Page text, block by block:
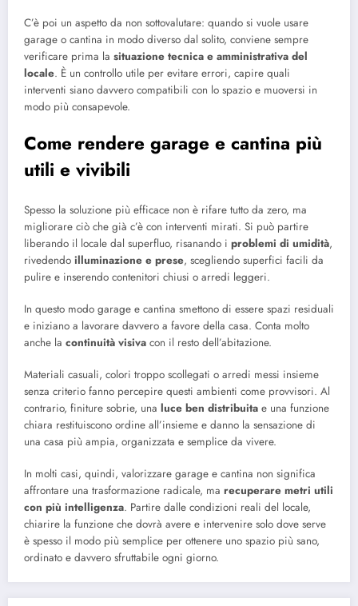
C’è poi un aspetto da non sottovalutare: quando si vuole usare
garage o cantina in modo diverso dal solito, conviene sempre
verificare prima la situazione tecnica e amministrativa del
locale. È un controllo utile per evitare errori, capire quali
interventi siano davvero compatibili con lo spazio e muoversi in
modo più consapevole.
Come rendere garage e cantina più
utili e vivibili
Spesso la soluzione più efficace non è rifare tutto da zero, ma
migliorare ciò che già c’è con interventi mirati. Si può partire
liberando il locale dal superfluo, risanando i problemi di umidità,
rivedendo illuminazione e prese, scegliendo superfici facili da
pulire e inserendo contenitori chiusi o arredi leggeri.
In questo modo garage e cantina smettono di essere spazi residuali
e iniziano a lavorare davvero a favore della casa. Conta molto
anche la continuità visiva con il resto dell’abitazione.
Materiali casuali, colori troppo scollegati o arredi messi insieme
senza criterio fanno percepire questi ambienti come provvisori. Al
contrario, finiture sobrie, una luce ben distribuita e una funzione
chiara restituiscono ordine all’insieme e danno la sensazione di
una casa più ampia, organizzata e semplice da vivere.
In molti casi, quindi, valorizzare garage e cantina non significa
affrontare una trasformazione radicale, ma recuperare metri utili
con più intelligenza. Partire dalle condizioni reali del locale,
chiarire la funzione che dovrà avere e intervenire solo dove serve
è spesso il modo più semplice per ottenere uno spazio più sano,
ordinato e davvero sfruttabile ogni giorno.